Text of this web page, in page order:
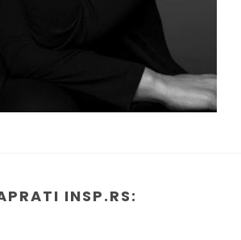
INSP.RS: